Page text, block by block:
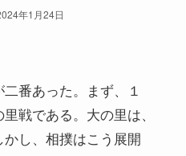
年1月24日
番あった。まず、１
戦である。大の里は、
し、相撲はこう展開